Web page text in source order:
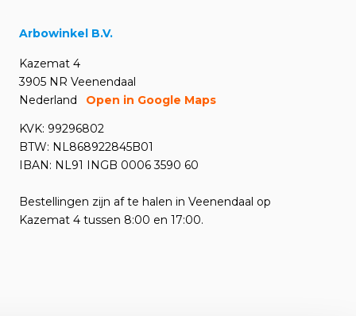
Arbowinkel B.V.
Kazemat 4
3905 NR Veenendaal
Nederland
Open in Google Maps
KVK: 99296802
BTW: NL868922845B01
IBAN: NL91 INGB 0006 3590 60
Bestellingen zijn af te halen in Veenendaal op
Kazemat 4 tussen 8:00 en 17:00.